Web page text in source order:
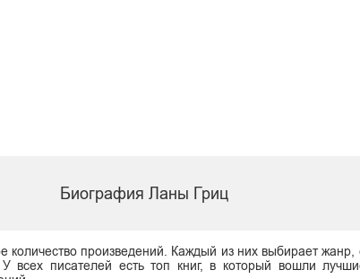
Биография Ланы Гриц
количество произведений. Каждый из них выбирает
всех писателей есть топ книг, в который вошли